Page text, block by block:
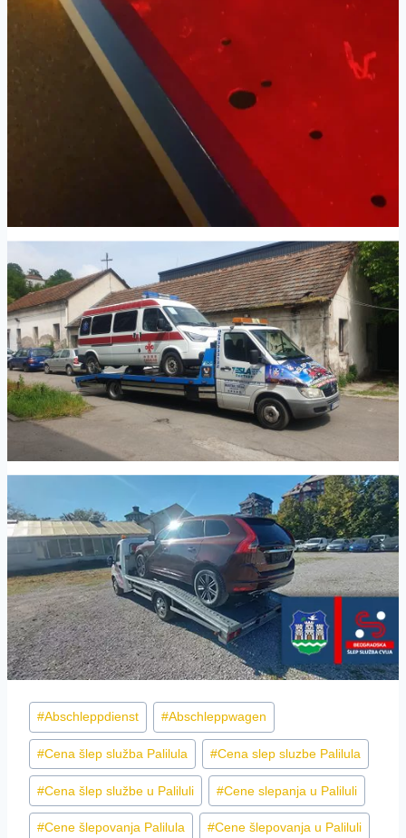
Post
Tags:
#Abschleppdienst #Abschleppwagen
#Cena šlep služba Palilula #Cena slep sluzbe Palilula
#Cena šlep službe u Paliluli #Cene slepanja u Paliluli
#Cene šlepovanja Palilula #Cene šlepovanja u Paliluli